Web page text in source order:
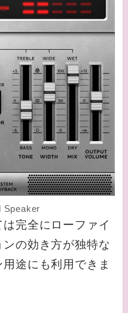
Speaker
完全にローファイ
の効き方が独特な
途にも利用できま